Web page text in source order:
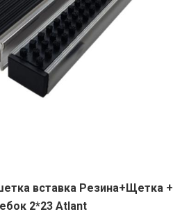
вставка Резина+Щетка +
2*23 Atlant